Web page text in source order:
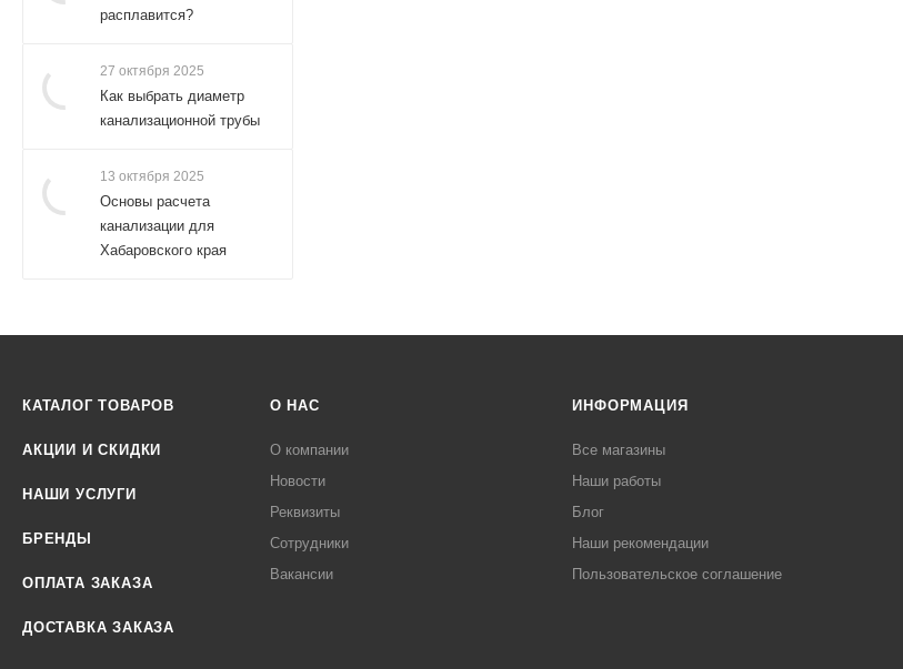
расплавится?
27 октября 2025
Как выбрать диаметр
канализационной трубы
13 октября 2025
Основы расчета
канализации для
Хабаровского края
КАТАЛОГ ТОВАРОВ
АКЦИИ И СКИДКИ
НАШИ УСЛУГИ
БРЕНДЫ
ОПЛАТА ЗАКАЗА
ДОСТАВКА ЗАКАЗА
О НАС
О компании
Новости
Реквизиты
Сотрудники
Вакансии
ИНФОРМАЦИЯ
Все магазины
Наши работы
Блог
Наши рекомендации
Пользовательское соглашение